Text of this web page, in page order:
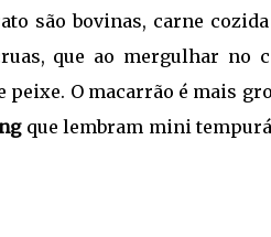
são bovinas, carne
que ao mergulhar no
peixe. O macarrão é mais
que lembram mini